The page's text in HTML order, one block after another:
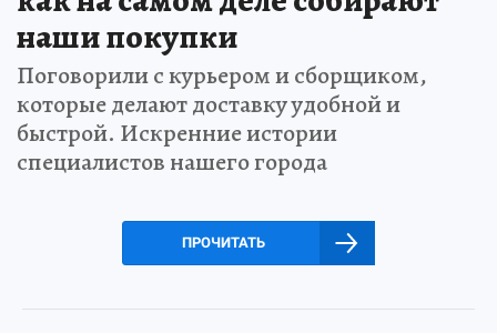
наши покупки
Поговорили с курьером и сборщиком,
которые делают доставку удобной и
быстрой. Искренние истории
специалистов нашего города
ПРОЧИТАТЬ